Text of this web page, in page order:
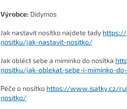
Výrobce: Didymos
Jak nastavit nosítko najdete tady
nositku/jak-nastavit-nositko/
Jak obléct sebe a miminko do nosítka
nositku/jak-oblekat-sebe-i-miminko-
Péče o nosítko https://www.isatky.cz/
nositko/